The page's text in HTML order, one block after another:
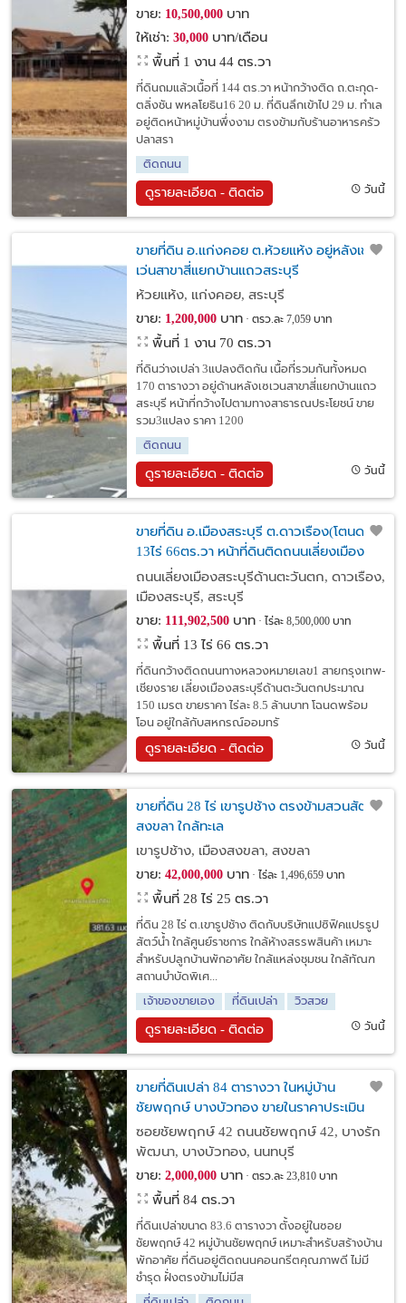
ขาย: 10,500,000บาท
ให้เช่า: 30,000บาท/เดือน
พื้นที่ 1 งาน 44 ตร.วา
ที่ดินถมแล้วเนื้อที่ 144 ตร.วา หน้ากว้างติด ถ.ตะกุด-
ตลิ่งชัน พหลโยธิน16 20 ม. ที่ดินลึกเข้าไป 29 ม. ทำเล
อยู่ติดหน้าหมู่บ้านพึ่งงาม ตรงข้ามกับร้านอาหารครัว
ปลาสรา
ติดถนน
ดูรายละเอียด - ติดต่อ วันนี้
ขายที่ดิน อ.แก่งคอย ต.ห้วยแห้ง อยู่หลังเซ
เว่นสาขาสี่แยกบ้านแถวสระบุรี
ห้วยแห้ง, แก่งคอย, สระบุรี
ขาย: 1,200,000บาท ตรว.ละ 7,059 บาท
พื้นที่ 1 งาน 70 ตร.วา
ที่ดินว่างเปล่า 3แปลงติดกัน เนื้อที่รวมกันทั้งหมด
170 ตารางวา อยู่ด้านหลังเซเวนสาขาสี่แยกบ้านแถว
สระบุรี หน้าที่กว้างไปตามทางสาธารณประโยชน์ ขาย
รวม3แปลง ราคา 1200
ติดถนน
ดูรายละเอียด - ติดต่อ วันนี้
ขายที่ดิน อ.เมืองสระบุรี ต.ดาวเรือง(โตนด)
13ไร่ 66ตร.วา หน้าที่ดินติดถนนเลี่ยงเมือง
สระบุรีด้านตะวันตก ประมาณ150ม.
ถนนเลี่ยงเมืองสระบุรีด้านตะวันตก, ดาวเรือง,
เมืองสระบุรี, สระบุรี
ขาย: 111,902,500บาท ไร่ละ 8,500,000 บาท
พื้นที่ 13 ไร่ 66 ตร.วา
ที่ดินกว้างติดถนนทางหลวงหมายเลข1 สายกรุงเทพ-
เชียงราย เลี่ยงเมืองสระบุรีด้านตะวันตกประมาณ
150 เมรต ขายราคา ไร่ละ 8.5 ล้านบาท โฉนดพร้อม
โอน อยู่ใกล้กับสหกรณ์ออมทรั
ดูรายละเอียด - ติดต่อ วันนี้
ขายที่ดิน 28 ไร่ เขารูปช้าง ตรงข้ามสวนสัตว์
สงขลา ใกล้ทะเล
เขารูปช้าง, เมืองสงขลา, สงขลา
ขาย: 42,000,000บาท ไร่ละ 1,496,659 บาท
พื้นที่ 28 ไร่ 25 ตร.วา
ที่ดิน 28 ไร่ ต.เขารูปช้าง ติดกับบริษัทแปซิฟิคแปรรูป
สัตว์น้ำ ใกล้ศูนย์ราชการ ใกล้ห้างสรรพสินค้า เหมาะ
สำหรับปลูกบ้านพักอาศัย ใกล้แหล่งชุมชน ใกล้ทัณฑ
สถานบำบัดพิเศ...
เจ้าของขายเอง
ที่ดินเปล่า วิวสวย
ดูรายละเอียด - ติดต่อ วันนี้
ขายที่ดินเปล่า 84 ตารางวา ในหมู่บ้าน
ชัยพฤกษ์ บางบัวทอง ขายในราคาประเมิน
ซอยชัยพฤกษ์ 42 ถนนชัยพฤกษ์ 42, บางรัก
พัฒนา, บางบัวทอง, นนทบุรี
ขาย: 2,000,000บาท ตรว.ละ 23,810 บาท
พื้นที่ 84 ตร.วา
ที่ดินเปล่าขนาด 83.6 ตารางวา ตั้งอยู่ในซอย
ชัยพฤกษ์ 42 หมู่บ้านชัยพฤกษ์ เหมาะสำหรับสร้างบ้าน
พักอาศัย ที่ดินอยู่ติดถนนคอนกรีตคุณภาพดี ไม่มี
ชำรุด ฝั่งตรงข้ามไม่มีส